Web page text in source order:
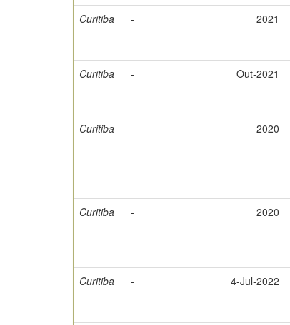
Curitiba - 2021
Curitiba - Out-2021
Curitiba - 2020
Curitiba
- 2020
Curitiba - 4-Jul-2022